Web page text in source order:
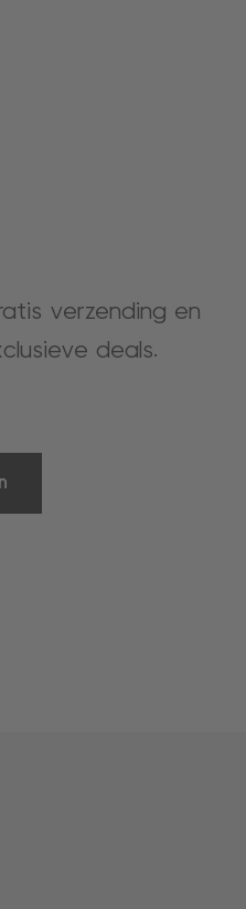
verzending en
deals.